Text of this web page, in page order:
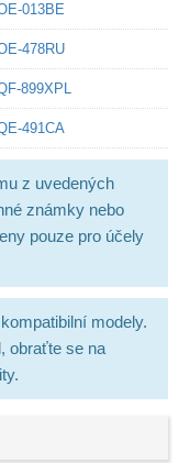
013BE
478RU
899XPL
491CA
z uvedených
známky nebo
pouze pro účely
modely.
obraťte se na